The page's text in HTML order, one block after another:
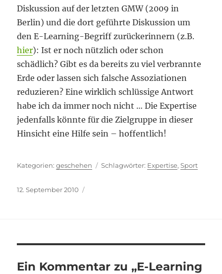
Diskussion auf der letzten GMW (2009 in
Berlin) und die dort geführte Diskussion um
den E-Learning-Begriff zurückerinnern (z.B.
hier): Ist er noch nützlich oder schon
schädlich? Gibt es da bereits zu viel verbrannte
Erde oder lassen sich falsche Assoziationen
reduzieren? Eine wirklich schlüssige Antwort
habe ich da immer noch nicht … Die Expertise
jedenfalls könnte für die Zielgruppe in dieser
Hinsicht eine Hilfe sein – hoffentlich!
Kategorien
geschehen Schlagwörter
Expertise,Sport
Veröffentlicht
12. September 2010
Ein Kommentar zu „E-Learning